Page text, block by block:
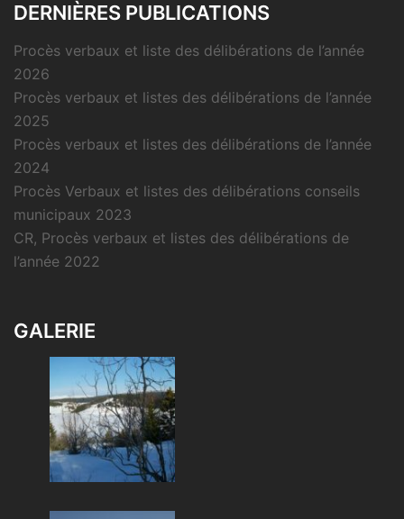
DERNIÈRES PUBLICATIONS
Procès verbaux et liste des délibérations de l’année
2026
Procès verbaux et listes des délibérations de l’année
2025
Procès verbaux et listes des délibérations de l’année
2024
Procès Verbaux et listes des délibérations conseils
municipaux 2023
CR, Procès verbaux et listes des délibérations de
l’année 2022
GALERIE